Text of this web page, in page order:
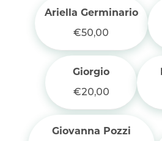
Ariella Germinario
€50,00
Giorgio
€20,00
Giovanna Pozzi